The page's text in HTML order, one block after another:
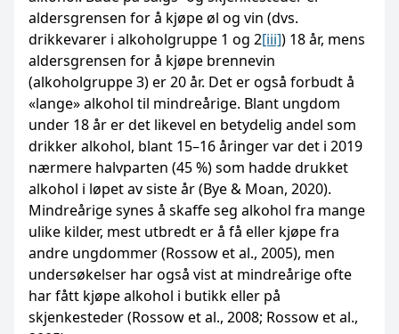
aldersgrensen for å kjøpe øl og vin (dvs.
drikkevarer i alkoholgruppe 1 og 2[iii]) 18 år, mens
aldersgrensen for å kjøpe brennevin
(alkoholgruppe 3) er 20 år. Det er også forbudt å
«lange» alkohol til mindreårige. Blant ungdom
under 18 år er det likevel en betydelig andel som
drikker alkohol, blant 15–16 åringer var det i 2019
nærmere halvparten (45 %) som hadde drukket
alkohol i løpet av siste år (Bye & Moan, 2020).
Mindreårige synes å skaffe seg alkohol fra mange
ulike kilder, mest utbredt er å få eller kjøpe fra
andre ungdommer (Rossow et al., 2005), men
undersøkelser har også vist at mindreårige ofte
har fått kjøpe alkohol i butikk eller på
skjenkesteder (Rossow et al., 2008; Rossow et al.,